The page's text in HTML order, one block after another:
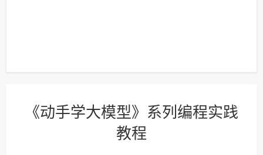
《动手学大模型》系列编程实践
教程